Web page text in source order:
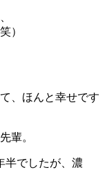
）
、ほんと幸せです
輩。
半でしたが、濃